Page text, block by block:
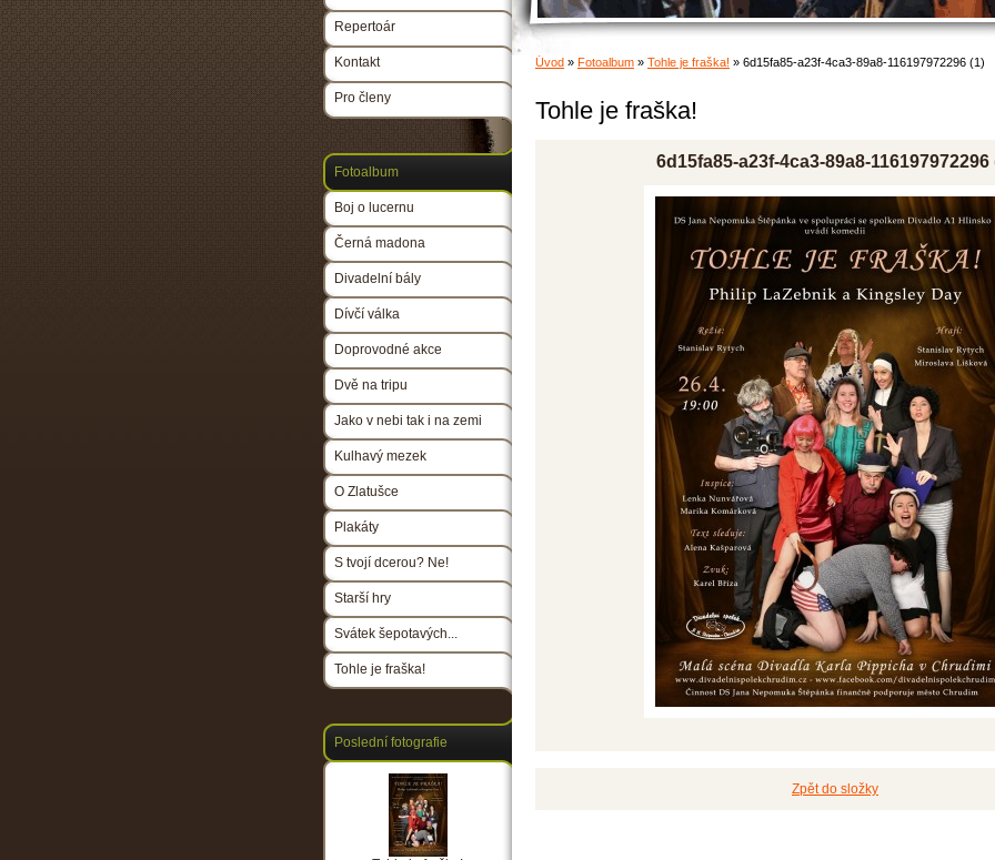
Úvod » Fotoalbum » Tohle je fraška! » 6d15fa85-a23f-4ca3-89a8-116197972296 (1)
Tohle je fraška!
6d15fa85-a23f-4ca3-89a8-116197972296
Zpět do složky
Repertoár
Kontakt
Pro členy
Fotoalbum
Boj o lucernu
Černá madona
Divadelní bály
Dívčí válka
Doprovodné akce
Dvě na tripu
Jako v nebi tak i na zemi
Kulhavý mezek
O Zlatušce
Plakáty
S tvojí dcerou? Ne!
Starší hry
Svátek šepotavých...
Tohle je fraška!
Poslední fotografie